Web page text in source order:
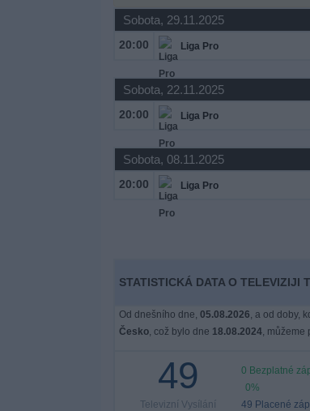
Sobota, 29.11.2025
20:00 Liga Pro
Sobota, 22.11.2025
20:00 Liga Pro
Sobota, 08.11.2025
20:00 Liga Pro
STATISTICKÁ DATA O TELEVIZIJI
Od dnešního dne, 05.08.2026, a od doby,
Česko, což bylo dne 18.08.2024, můžeme
49
Televizní Vysílání
0 Bezplatné
0%
49 Placené